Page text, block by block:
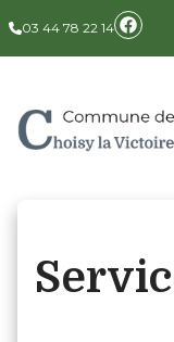
03 44 78 22 14
Panneau de